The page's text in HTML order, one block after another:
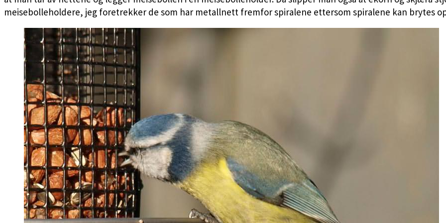
meisebolleholdere, jeg foretrekker de som har metallnett fremfor spiralene ettersom spiralene kan brytes